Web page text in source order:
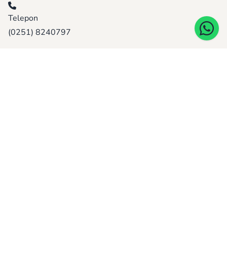
Telepon
(0251) 8240797